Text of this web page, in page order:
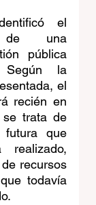
el
de una
pública
Según la
el
recién en
trata de
futura que
recursos
todavía